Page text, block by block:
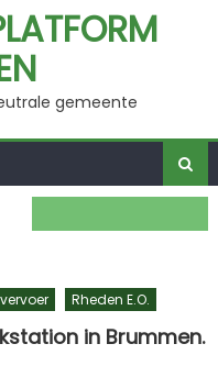
gemeente
Rheden E.o.
in Brummen.